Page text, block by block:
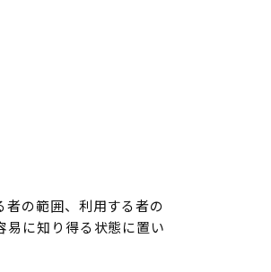
の範囲、利用する者の
易に知り得る状態に置い